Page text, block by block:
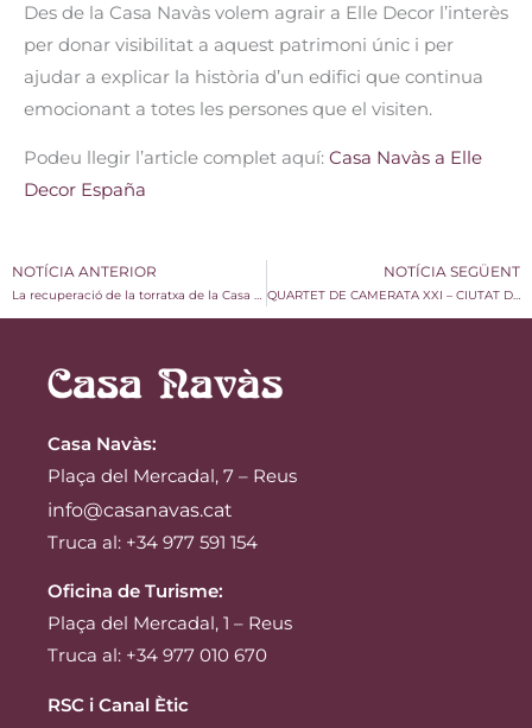
Des de la Casa Navàs volem agrair a Elle Decor l’interès
per donar visibilitat a aquest patrimoni únic i per
ajudar a explicar la història d’un edifici que continua
emocionant a totes les persones que el visiten.
Podeu llegir l’article complet aquí: Casa Navàs a Elle
Decor España
NOTÍCIA ANTERIOR
La recuperació de la torratxa de la Casa Navàs avança a bon ritme
NOTÍCIA SEGÜENT
QUARTET DE CAMERATA XXI – CIUTAT DE REUS | 2 DE JULIOL
Casa Navàs:
Plaça del Mercadal, 7 – Reus
info@casanavas.cat
Truca al: +34 977 591 154
Oficina de Turisme:
Plaça del Mercadal, 1 – Reus
Truca al: +34 977 010 670
RSC i Canal Ètic